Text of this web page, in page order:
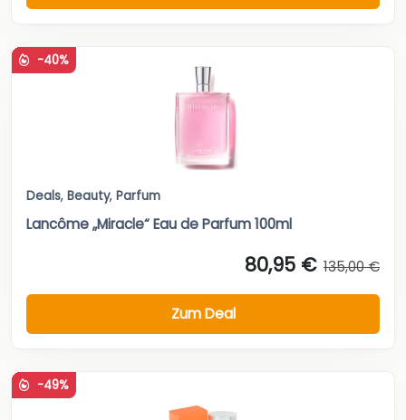
-40%
Deals, Beauty, Parfum
Lancôme „Miracle“ Eau de Parfum 100ml
80,95 € 135,00 €
Zum Deal
-49%